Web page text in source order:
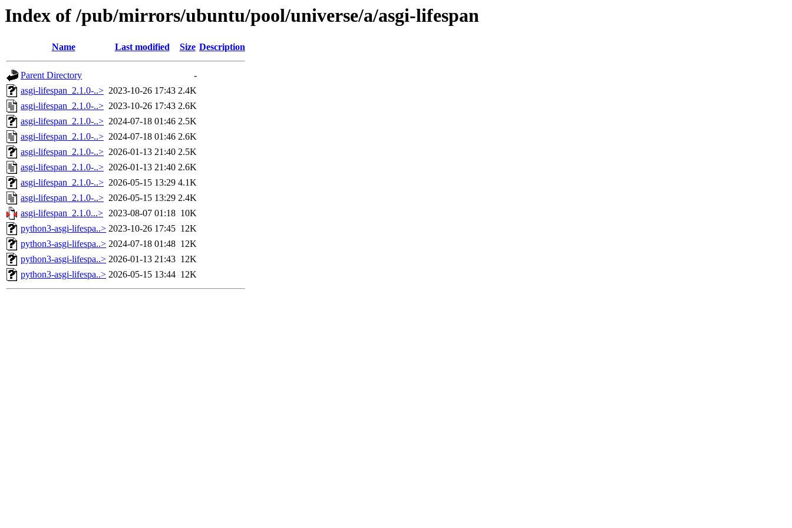
Index of /pub/mirrors/ubuntu/pool/universe/a/asgi-lifespan
Name Last modified Size Description
Parent Directory
-
asgi-lifespan_2.1.0-..> 2023-10-26 17:43 2.4K
asgi-lifespan_2.1.0-..> 2023-10-26 17:43 2.6K
asgi-lifespan_2.1.0-..> 2024-07-18 01:46 2.5K
asgi-lifespan_2.1.0-..> 2024-07-18 01:46 2.6K
asgi-lifespan_2.1.0-..> 2026-01-13 21:40 2.5K
asgi-lifespan_2.1.0-..> 2026-01-13 21:40 2.6K
asgi-lifespan_2.1.0-..> 2026-05-15 13:29 4.1K
asgi-lifespan_2.1.0-..> 2026-05-15 13:29 2.4K
asgi-lifespan_2.1.0...> 2023-08-07 01:18 10K
python3-asgi-lifespa..> 2023-10-26 17:45 12K
python3-asgi-lifespa..> 2024-07-18 01:48 12K
python3-asgi-lifespa..> 2026-01-13 21:43 12K
python3-asgi-lifespa..> 2026-05-15 13:44 12K